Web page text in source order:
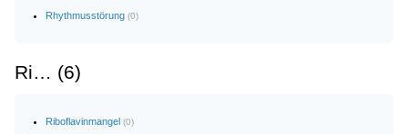
Rhythmusstörung (0)
Ri… (6)
Riboflavinmangel (0)